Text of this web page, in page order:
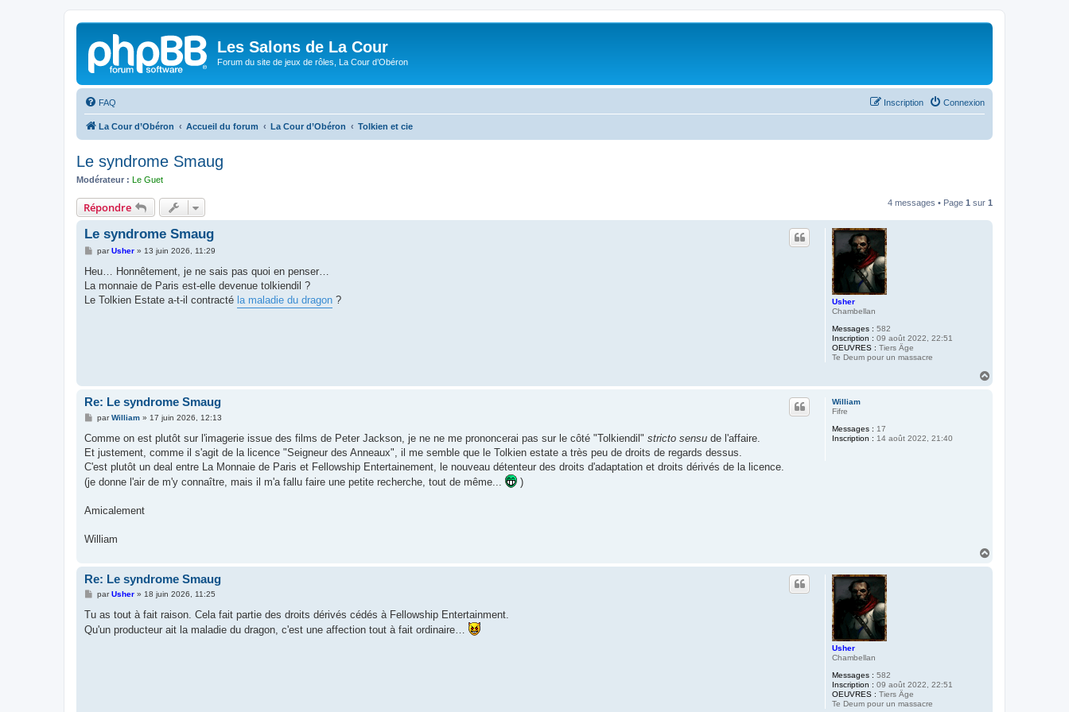
Les Salons de La Cour
Forum du site de jeux de rôles, La Cour d’Obéron
FAQ Connexion
Inscription
La Cour d’Obéron Accueil du forum La Cour d’Obéron Tolkien et cie
Le syndrome Smaug
Modérateur : Le Guet
Répondre 4 messages • Page 1 sur 1
Usher
Chambellan
Messages : 582
Inscription : 09 août 2022, 22:51
OEUVRES : Tiers Âge
Te Deum pour un massacre
Le syndrome Smaug
M
s
a
g
parUsher» 13 juin 2026, 11:29
Heu… Honnêtement, je ne sais pas quoi en penser…
La monnaie de Paris est-elle devenue tolkiendil ?
Le Tolkien Estate a-t-il contracté la maladie du dragon ?
William
Fifre
Messages : 17
Inscription : 14 août 2022, 21:40
Re: Le syndrome Smaug
M
s
a
g
parWilliam» 17 juin 2026, 12:13
Comme on est plutôt sur l'imagerie issue des films de Peter Jackson, je ne ne me prononcerai pas sur le côté "Tolkiendil" stricto sensu de l'affaire.
Et justement, comme il s'agit de la licence "Seigneur des Anneaux", il me semble que le Tolkien estate a très peu de droits de regards dessus.
C'est plutôt un deal entre La Monnaie de Paris et Fellowship Entertainement, le nouveau détenteur des droits d'adaptation et droits dérivés de la licence.
(je donne l'air de m'y connaître, mais il m'a fallu faire une petite recherche, tout de même...
)
Amicalement
William
Usher
Chambellan
Messages : 582
Inscription : 09 août 2022, 22:51
OEUVRES : Tiers Âge
Te Deum pour un massacre
Re: Le syndrome Smaug
M
s
a
parUsher» 18 juin 2026, 11:25
Tu as tout à fait raison. Cela fait partie des droits dérivés cédés à Fellowship Entertainment.
Qu'un producteur ait la maladie du dragon, c'est une affection tout à fait ordinaire…